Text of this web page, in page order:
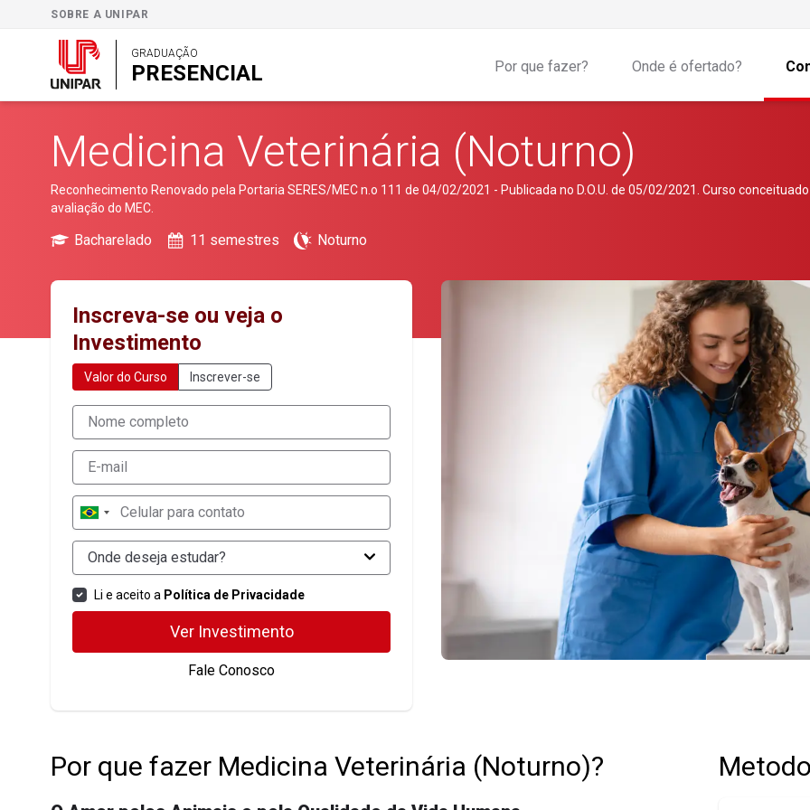
SOBRE A UNIPAR
GRADUAÇÃO
PRESENCIAL Por que fazer? Onde é ofertado?
Medicina Veterinária (Noturno)
Reconhecimento Renovado pela Portaria SERES/MEC n.o 111 de 04/02/2021 - Publicada no D.O.U. de 05/02/2021. Curso
avaliação do MEC.
Bacharelado 11 semestres Noturno
Inscreva-se ou veja o
Investimento
Valor do Curso Inscrever-se
Onde deseja estudar?
Li e aceito a Política de Privacidade
Ver Investimento
Fale Conosco
Por que fazer Medicina Veterinária (Noturno)?